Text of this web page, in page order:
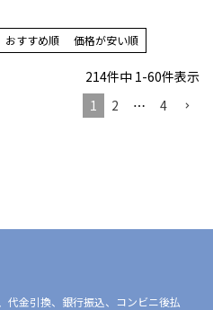
おすすめ順 価格が安い順
214件中 1-60件表示
1
2 … 4
代金引換、銀行振込、コンビニ後払